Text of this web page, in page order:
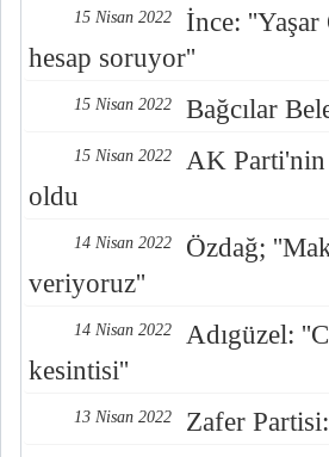
15 Nisan 2022
İnce:
hesap soruyor''
15 Nisan 2022 Bağcılar
15 Nisan 2022
AK Parti'nin
oldu
14 Nisan 2022
Özdağ;
veriyoruz''
14 Nisan 2022
Adıgüzel:
kesintisi''
13 Nisan 2022 Zafer